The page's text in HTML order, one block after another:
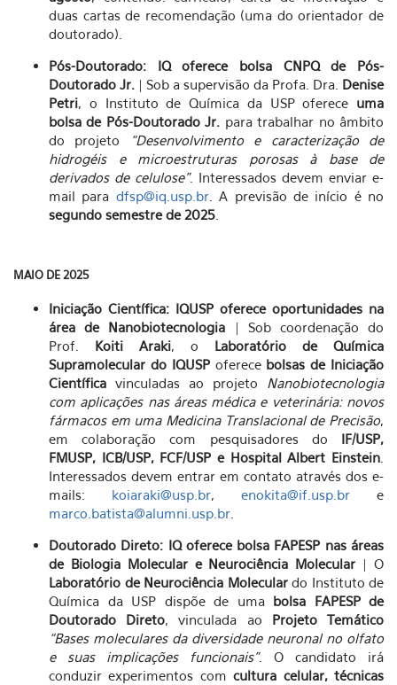
duas cartas de recomendação (uma do orientador de
doutorado).
Pós-Doutorado: IQ oferece bolsa CNPQ de Pós-
Doutorado Jr. | Sob a supervisão da Profa. Dra. Denise
Petri, o Instituto de Química da USP oferece uma
bolsa de Pós-Doutorado Jr. para trabalhar no âmbito
do projeto
“Desenvolvimento e caracterização de
hidrogéis e microestruturas porosas à base de
derivados de celulose”. Interessados devem enviar e-
mail para dfsp@iq.usp.br. A previsão de início é no
segundo semestre de 2025
MAIO DE 2025
Iniciação Científica: IQUSP oferece oportunidades na
área de Nanobiotecnologia | Sob coordenação do
Prof. Koiti Araki, o Laboratório de Química
Supramolecular do IQUSPoferece bolsas de Iniciação
Científica vinculadas ao projeto Nanobiotecnologia
com aplicações nas áreas médica e veterinária: novos
fármacos em uma Medicina Translacional de Precisão,
em colaboração com pesquisadores do IF/USP,
FMUSP, ICB/USP, FCF/USP e Hospital Albert Einstein
Interessados devem entrar em contato através dos e-
mails: koiaraki@usp.br, enokita@if.usp.br e
marco.batista@alumni.usp.br
Doutorado Direto: IQ oferece bolsa FAPESP nas áreas
de Biologia Molecular e Neurociência Molecular | O
Laboratório de Neurociência Moleculardo Instituto de
Química da USP dispõe de uma bolsa FAPESP de
Doutorado Direto, vinculada ao Projeto Temático
“Bases moleculares da diversidade neuronal no olfato
e suas implicações funcionais”. O candidato irá
conduzir experimentos comcultura celular, técnicas